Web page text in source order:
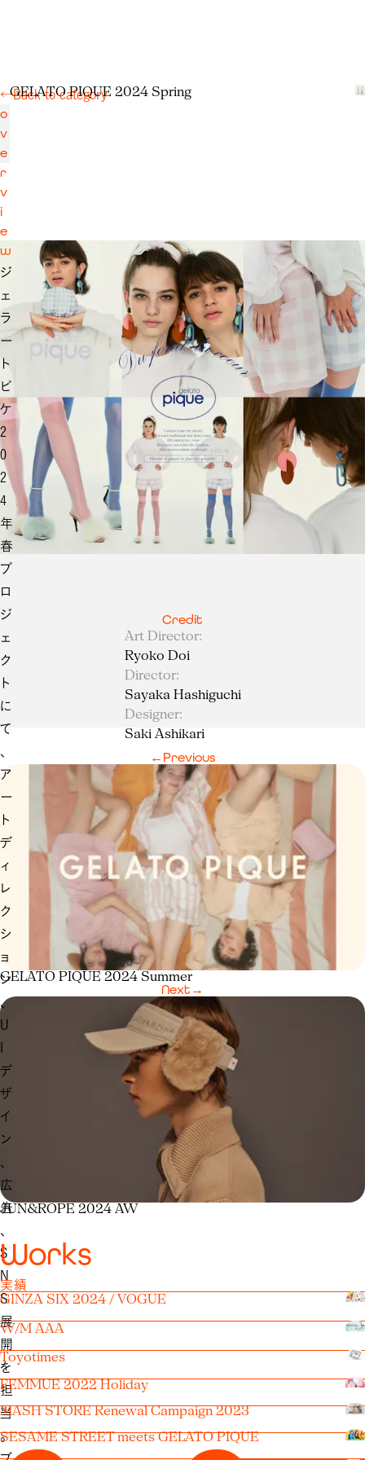
←Back to category
GELATO PIQUE 2024 Spring
o
v
e
r
v
i
e
w
ジ
ェ
ラ
ー
ト
ピ
ケ
2
0
2
4
年
春
プ
ロ
ジ
ェ
ク
ト
に
て
、
ア
ー
ト
デ
ィ
レ
ク
シ
ョ
ン
、
U
デ
ザ
イ
ン
、
広
告
、
S
N
S
展
開
を
担
当
。
Credit
Art Director:
Ryoko Doi
Director:
Sayaka Hashiguchi
Designer:
Saki Ashikari
Previous
←
GELATO PIQUE 2024 Summer
Next →
JUN&ROPE 2024 AW
Works
実績
GINZA SIX 2024 / VOGUE
W/M AAA
Toyotimes
FEMMUE 2022 Holiday
MASH STORE Renewal Campaign 2023
SESAME STREET meets GELATO PIQUE